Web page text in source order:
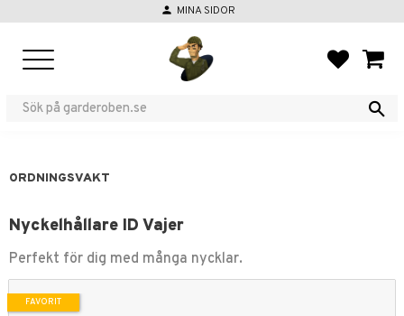
person MINA SIDOR
ORDNINGSVAKT
Nyckelhållare ID Vajer
Perfekt för dig med många nycklar.
FAVORIT